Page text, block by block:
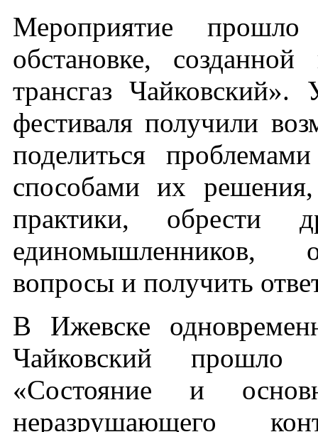
Мероприятие
обстановке,
трансгаз
фестиваля получили
поделиться
способами их
практики, обрести
единомышленников,
вопросы и получить
В Ижевске
Чайковский прошло
«Состояние и
неразрушающего